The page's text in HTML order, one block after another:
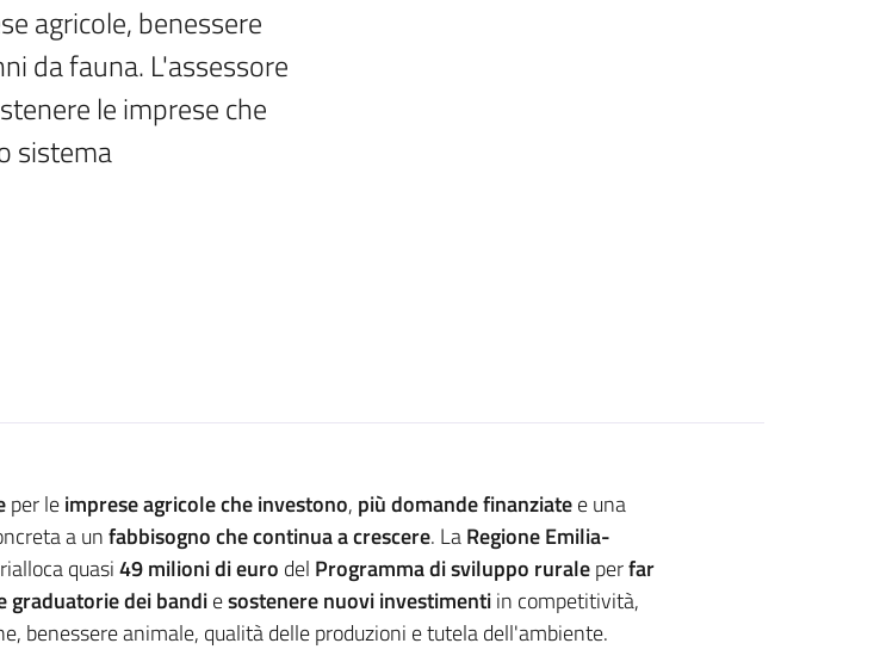
agricole, benessere
da fauna. L'assessore
le imprese che
sistema
per leimprese agricole che investono, più domande finanziatee una
a unfabbisogno che continua a crescere. LaRegione Emilia-
quasi49 milioni di euro del Programma di sviluppo ruraleperfar
graduatorie dei bandiesostenere nuovi investimentiin competitività,
benessere animale, qualità delle produzioni e tutela dell'ambiente.